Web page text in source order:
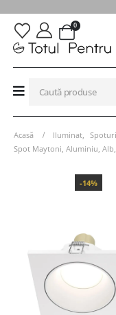
0
Acasă Iluminat
Spoturi
Spot Maytoni, Aluminiu, Alb,
-14%